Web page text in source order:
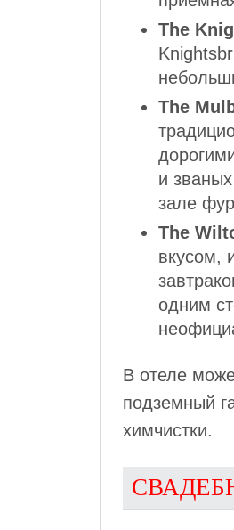
The
The
и
зале
The
вкусом,
одним
В отеле
подземный
химчистки.